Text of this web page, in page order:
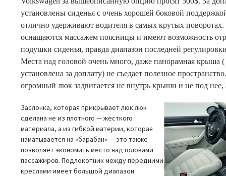
установлены сиденья с очень хорошей боковой
отлично удерживают водителя в самых крутых
оснащаются массажем поясницы и имеют возможность
подушки сиденья, правда диапазон последней
Места над головой очень много, даже панорамная крыша
установлена за доплату) не съедает полезное
огромный люк задвигается не внутрь крыши и не под
Заслонка, которая прикрывает люк люк
сделана не из плотного — жесткого
материала, а из гибкой материи, которая
наматывается на «барабан» — это также
позволяет экономить место над головами
пассажиров. Подлокотник между передними
креслами имеет большой диапазон